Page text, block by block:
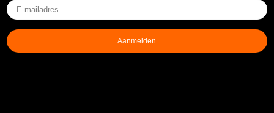
E-
mailadres(Vereist)
Aanmelden